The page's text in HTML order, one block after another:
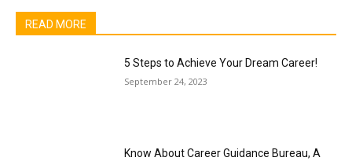
READ MORE
5 Steps to Achieve Your Dream Career!
September 24, 2023
Know About Career Guidance Bureau, A